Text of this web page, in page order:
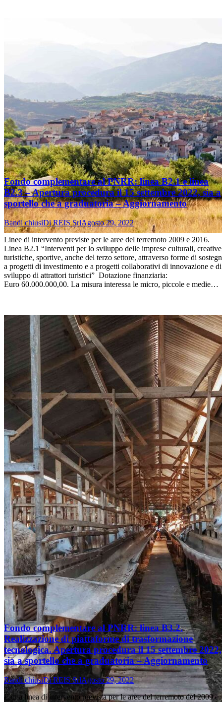
Fondo complementare al PNRR: linea B2.1 e linea
B2.3 – Apertura procedura il 15 settembre 2022, sia a
sportello che a graduatoria – Aggiornamento
Bandi chiusiDiREIS SrlAgosto 29, 2022
Linee di intervento previste per le aree del terremoto 2009 e 2016.
Linea B2.1 “Interventi per lo sviluppo delle imprese culturali,
turistiche, sportive, anche del terzo settore, attraverso forme di
a progetti di investimento e a progetti collaborativi di innovazione e di
sviluppo di attrattori turistici” Dotazione finanziaria:
Euro 60.000.000,00. La misura interessa le micro, piccole e medie…
Fondo complementare al PNRR: linea B3.2.
Realizzazione di piattaforme di trasformazione
tecnologica. Apertura procedura il 15 settembre 2022,
sia a sportello che a graduatoria – Aggiornamento
Bandi chiusiDiREIS SrlAgosto 29, 2022
È una linea di intervento prevista per le aree del terremoto del 2009 e